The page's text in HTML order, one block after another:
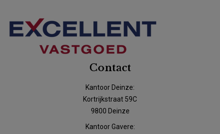
Contact
Kantoor Deinze:
Kortrijkstraat 59C
9800 Deinze
Kantoor Gavere: